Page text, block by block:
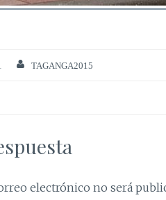
TAGANGA2015
electrónico no será